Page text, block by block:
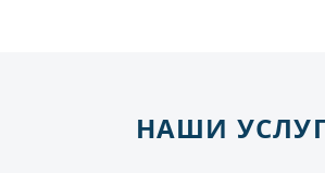
НАШИ